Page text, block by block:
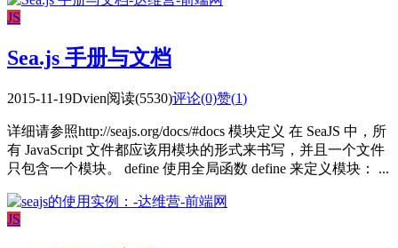
JS
Sea.js 手册与文档
2015-11-19Dvien阅读(5530)评论(0)赞(1)
详细请参照http://seajs.org/docs/#docs 模块定义 在 SeaJS 中，所
有 JavaScript 文件都应该用模块的形式来书写，并且一个文件
只包含一个模块。 define 使用全局函数 define 来定义模块： ...
JS